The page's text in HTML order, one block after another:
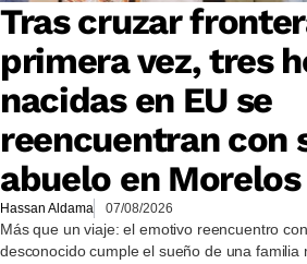
Tras cruzar
primera vez, tres
nacidas en EU se
reencuentran con
abuelo en Morelos
Hassan Aldama 07/08/2026
Más que un viaje: el emotivo reencuentro
desconocido cumple el sueño de una familia